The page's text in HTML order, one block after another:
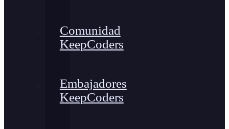
Comunidad
KeepCoders
Embajadores
KeepCoders